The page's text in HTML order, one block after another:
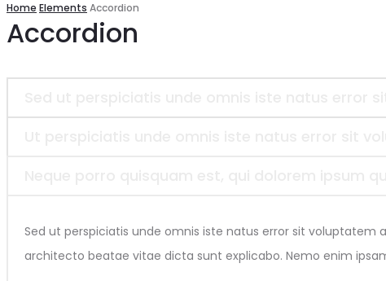
Home Elements Accordion
Accordion
Sed ut perspiciatis unde omnis iste natus error sit
architecto beatae vitae dicta sunt explicabo. Nemo enim